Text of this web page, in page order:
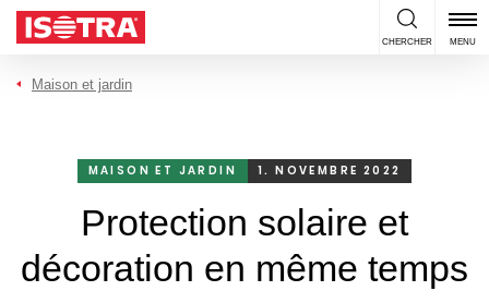
Passer au contenu
CHERCHER MENU
Maison et jardin
MAISON ET JARDIN 1. NOVEMBRE 2022
Protection solaire et
décoration en même temps